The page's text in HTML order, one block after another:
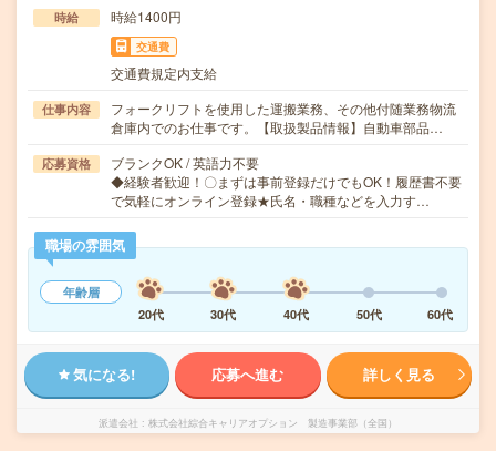
時給 時給1400円
交通費
交通費規定内支給
仕事内容
フォークリフトを使用した運搬業務、その他付随業務物流
倉庫内でのお仕事です。【取扱製品情報】自動車部品…
応募資格
ブランクOK / 英語力不要
◆経験者歓迎！〇まずは事前登録だけでもOK！履歴書不要
で気軽にオンライン登録★氏名・職種などを入力す…
職場の雰囲気
年齢層
20代
30代 40代 50代 60代
気になる! 応募へ進む 詳しく見る
派遣会社 株式会社綜合キャリアオプション 製造事業部（全国）